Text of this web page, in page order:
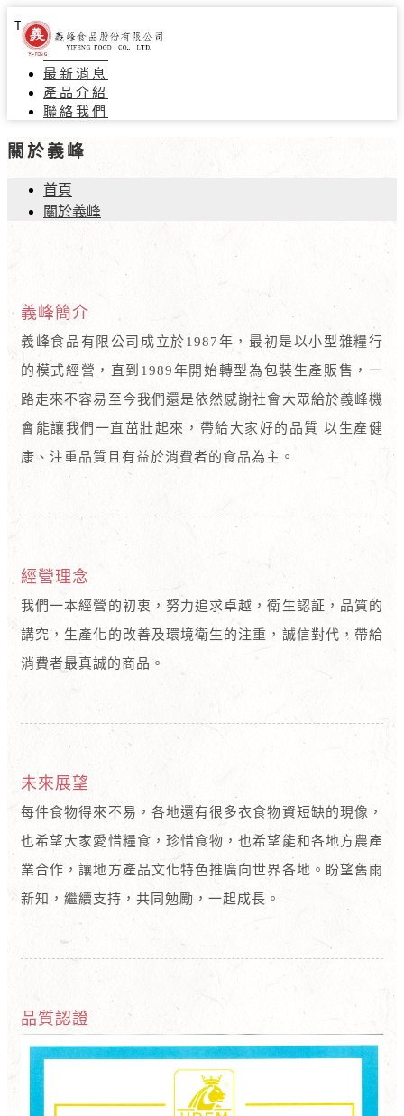
Toggle navigation
關於義峰
最新消息
產品介紹
聯絡我們
關於義峰
首頁
關於義峰
義峰簡介
義峰食品有限公司成立於1987年，最初是以小型雜糧行
的模式經營，直到1989年開始轉型為包裝生產販售，一
路走來不容易至今我們還是依然感謝社會大眾給於義峰機
會能讓我們一直茁壯起來，帶給大家好的品質 以生產健
康、注重品質且有益於消費者的食品為主。
經營理念
我們一本經營的初衷，努力追求卓越，衛生認証，品質的
講究，生產化的改善及環境衛生的注重，誠信對代，帶給
消費者最真誠的商品。
未來展望
每件食物得來不易，各地還有很多衣食物資短缺的現像，
也希望大家愛惜糧食，珍惜食物，也希望能和各地方農產
業合作，讓地方產品文化特色推廣向世界各地。盼望舊雨
新知，繼續支持，共同勉勵，一起成長。
品質認證